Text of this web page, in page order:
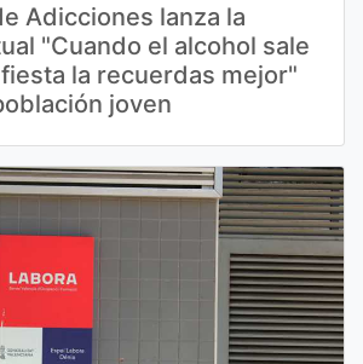
Adicciones lanza la
"Cuando el alcohol sale
la recuerdas mejor"
joven